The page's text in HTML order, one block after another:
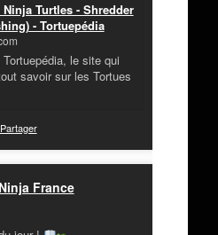
Ninja Turtles - Shredder
- Tortuepédia
le site qui
savoir sur les Tortues
Partager
France